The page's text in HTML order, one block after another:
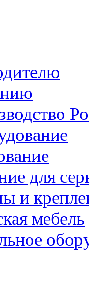
для
и
мебель